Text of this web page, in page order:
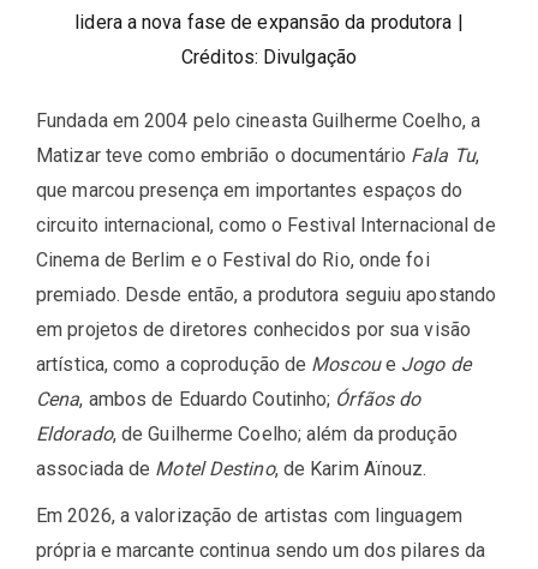
lidera a nova fase de expansão da produtora |
Créditos: Divulgação
Fundada em 2004 pelo cineasta Guilherme Coelho, a
Matizar teve como embrião o documentário Fala Tu,
que marcou presença em importantes espaços do
circuito internacional, como o Festival Internacional de
Cinema de Berlim e o Festival do Rio, onde foi
premiado. Desde então, a produtora seguiu apostando
em projetos de diretores conhecidos por sua visão
artística, como a coprodução de Moscoue Jogo de
Cena, ambos de Eduardo Coutinho; Órfãos do
Eldorado, de Guilherme Coelho; além da produção
associada de Motel Destino, de Karim Aïnouz.
Em 2026, a valorização de artistas com linguagem
própria e marcante continua sendo um dos pilares da